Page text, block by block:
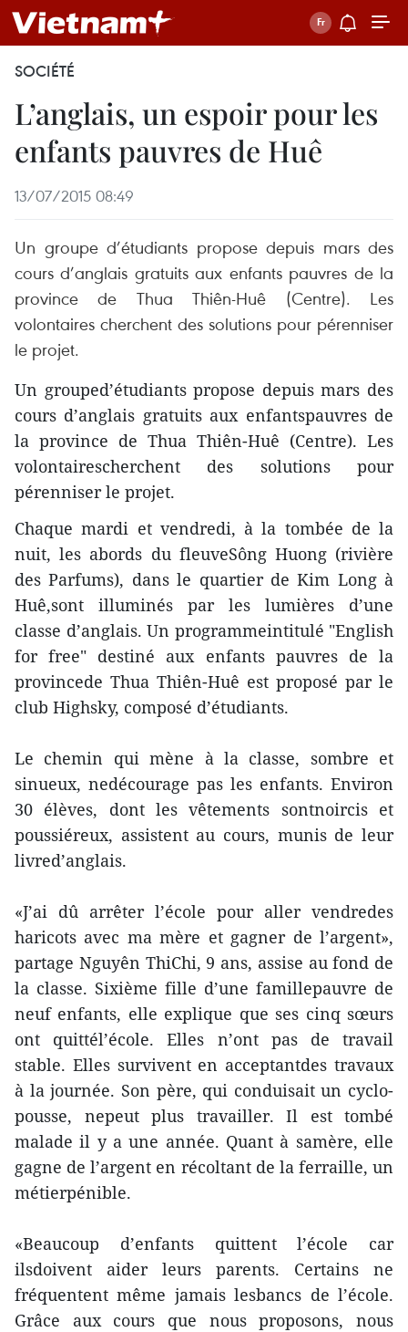
SOCIÉTÉ
L’anglais, un espoir pour les
enfants pauvres de Huê
13/07/2015 08:49
Un groupe d’étudiants propose depuis mars des
cours d’anglais gratuits aux enfants pauvres de la
province de Thua Thiên-Huê (Centre). Les
volontaires cherchent des solutions pour pérenniser
le projet.
Un grouped’étudiants propose depuis mars des
cours d’anglais gratuits aux enfantspauvres de
la province de Thua Thiên-Huê (Centre). Les
volontairescherchent des solutions pour
pérenniser le projet.
Chaque mardi et vendredi, à la tombée de la
nuit, les abords du fleuveSông Huong (rivière
des Parfums), dans le quartier de Kim Long à
Huê,sont illuminés par les lumières d’une
classe d’anglais. Un programmeintitulé "English
for free" destiné aux enfants pauvres de la
provincede Thua Thiên-Huê est proposé par le
club Highsky, composé d’étudiants.
Le chemin qui mène à la classe, sombre et
sinueux, nedécourage pas les enfants. Environ
30 élèves, dont les vêtements sontnoircis et
poussiéreux, assistent au cours, munis de leur
livred’anglais.
«J’ai dû arrêter l’école pour aller vendredes
haricots avec ma mère et gagner de l’argent»,
partage Nguyên ThiChi, 9 ans, assise au fond de
la classe. Sixième fille d’une famillepauvre de
neuf enfants, elle explique que ses cinq sœurs
ont quittél’école. Elles n’ont pas de travail
stable. Elles survivent en acceptantdes travaux
à la journée. Son père, qui conduisait un cyclo-
pousse, nepeut plus travailler. Il est tombé
malade il y a une année. Quant à samère, elle
gagne de l’argent en récoltant de la ferraille, un
métierpénible.
«Beaucoup d’enfants quittent l’école car
ilsdoivent aider leurs parents. Certains ne
fréquentent même jamais lesbancs de l’école.
Grâce aux cours que nous proposons, nous